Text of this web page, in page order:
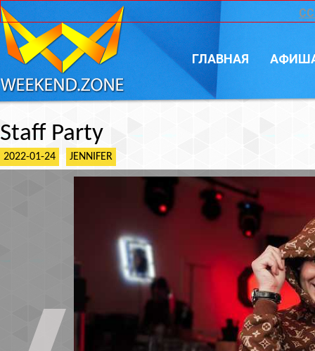
ГЛАВНАЯ
Staff Party
2022-01-24 JENNIFER